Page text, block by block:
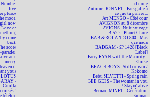
five
please
moon
now
Love or
come
back
score
and
mercy
(I
you)
LOTUS
-
Criolla
/
téléfon
of mine
Antoine DONNET - Fais gaffe à
ce que tu penses...
Art MENGO - Côté cour
AVIGNON au 8 décembre
AVIONS - Nuit sauvage
B-52's - Planet Claire
BAB & ROLANDO 808 - Mas
que nada
BADGAM - SP 1428 [Black
Label]
Barry RYAN with the Majority -
Eloïse
BEACH BOYS - Still cruisin /
Kokomo
Bebu SILVETTI - Spring rain
BEE GEES - The woman in you
/ Stayin' alive
Bernard MINET - Génération
Bioman